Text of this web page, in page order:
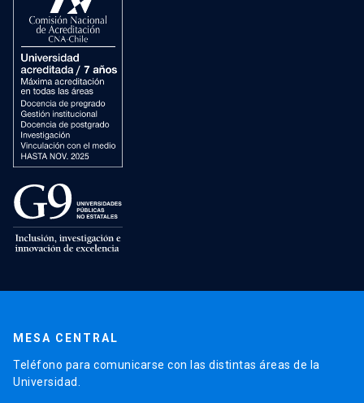
MESA CENTRAL
Teléfono para comunicarse con las distintas áreas de la
Universidad.